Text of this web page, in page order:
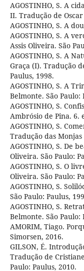
AGOSTINHO, S. A
II. Tradução de Oscar
AGOSTINHO, S. A
AGOSTINHO, S. A
Assis Oliveira. São
AGOSTINHO, S. A
Graça (I). Tradução
Paulus, 1998.
AGOSTINHO, S. A
Belmonte. São Paulo:
AGOSTINHO, S.
Ambrósio de Pina. 6.
AGOSTINHO, S.
Tradução das Monjas
AGOSTINHO, S. De
Oliveira. São Paulo:
AGOSTINHO, S. O
Oliveira. São Paulo:
AGOSTINHO, S.
São Paulo: Paulus,
AGOSTINHO, S.
Belmonte. São Paulo:
AMORIM, Tiago.
Simorsen, 2016.
GILSON, É.
Tradução de
Paulo: Paulus, 2010.